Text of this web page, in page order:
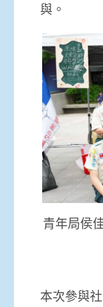
與。
青年局侯
本次參與